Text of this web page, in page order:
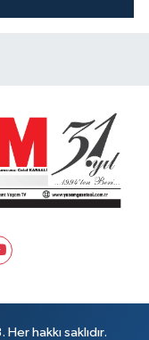
hakkı saklıdır.